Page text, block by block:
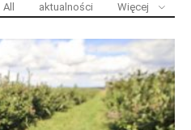
All aktualności Więcej